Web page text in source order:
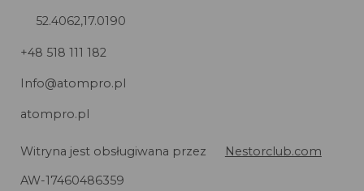
52.4062,17.0190
+48 518 111 182
Info@atompro.pl
atompro.pl
Witryna jest obsługiwana przez
Nestorclub.com
AW-17460486359